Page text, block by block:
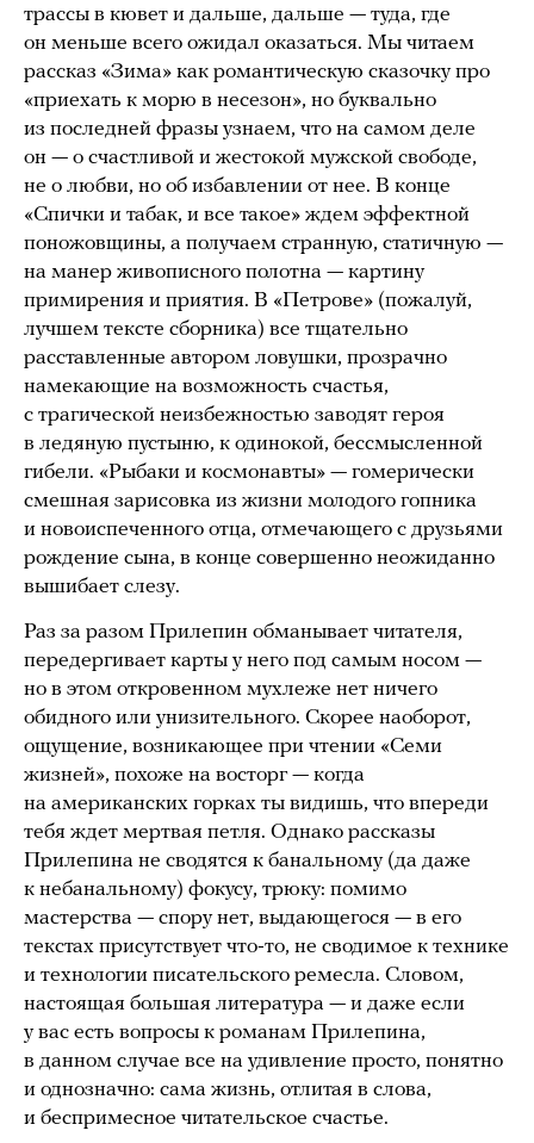
трассы в кювет и дальше, дальше — туда, где
он меньше всего ожидал оказаться. Мы читаем
рассказ «Зима» как романтическую сказочку про
«приехать к морю в несезон», но буквально
из последней фразы узнаем, что на самом деле
он — о счастливой и жестокой мужской свободе,
не о любви, но об избавлении от нее. В конце
«Спички и табак, и все такое» ждем эффектной
поножовщины, а получаем странную, статичную —
на манер живописного полотна — картину
примирения и приятия. В «Петрове» (пожалуй,
лучшем тексте сборника) все тщательно
расставленные автором ловушки, прозрачно
намекающие на возможность счастья,
с трагической неизбежностью заводят героя
в ледяную пустыню, к одинокой, бессмысленной
гибели. «Рыбаки и космонавты» — гомерически
смешная зарисовка из жизни молодого гопника
и новоиспеченного отца, отмечающего с друзьями
рождение сына, в конце совершенно неожиданно
вышибает слезу.
Раз за разом Прилепин обманывает читателя,
передергивает карты у него под самым носом —
но в этом откровенном мухлеже нет ничего
обидного или унизительного. Скорее наоборот,
ощущение, возникающее при чтении «Семи
жизней», похоже на восторг — когда
на американских горках ты видишь, что впереди
тебя ждет мертвая петля. Однако рассказы
Прилепина не сводятся к банальному (да даже
к небанальному) фокусу, трюку: помимо
мастерства — спору нет, выдающегося — в его
текстах присутствует что-то, не сводимое к технике
и технологии писательского ремесла. Словом,
настоящая большая литература — и даже если
у вас есть вопросы к романам Прилепина,
в данном случае все на удивление просто, понятно
и однозначно: сама жизнь, отлитая в слова,
и беспримесное читательское счастье.